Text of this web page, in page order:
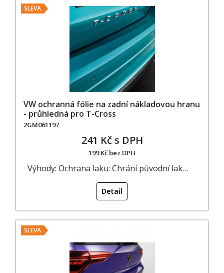
SLEVA
VW ochranná fólie na zadní nákladovou hranu
- průhledná pro T-Cross
2GM061197
241 Kč s DPH
199 Kč bez DPH
Výhody: Ochrana laku: Chrání původní lak…
Detail
SLEVA